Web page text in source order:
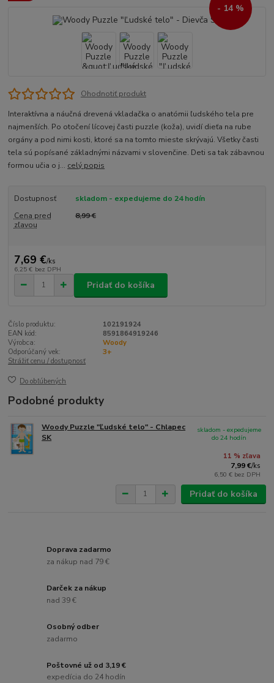
- 14 %
Ohodnotiť produkt
Interaktívna a náučná drevená vkladačka o anatómii ľudského tela pre
najmenších. Po otočení lícovej časti puzzle (koža), uvidí dieťa na rube
orgány a pod nimi kosti, ktoré sa na tomto mieste skrývajú. Všetky časti
tela sú popísané základnými názvami v slovenčine. Deti sa tak zábavnou
formou učia o j... celý popis
Dostupnosť
skladom - expedujeme do 24 hodín
Cena pred
zľavou
8,99 €
7,69 €/ks
6,25 € bez DPH
Pridať do košíka
Číslo produktu:
102191924
EAN kód:
8591864919246
Výrobca:
Woody
Odporúčaný vek:
3+
Strážiť cenu / dostupnosť
Do obľúbených
Podobné produkty
Woody Puzzle "Ľudské telo" - Chlapec
SK
11 % zľava
7,99 €/ks
6,50 € bez DPH
skladom - expedujeme
do 24 hodín
Pridať do košíka
Doprava zadarmo
za nákup nad 79 €
Darček za nákup
nad 39 €
Osobný odber
zadarmo
Poštovné už od 3,19 €
expedícia do 24 hodín